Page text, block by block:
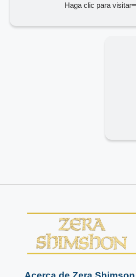
Haga clic para visitar